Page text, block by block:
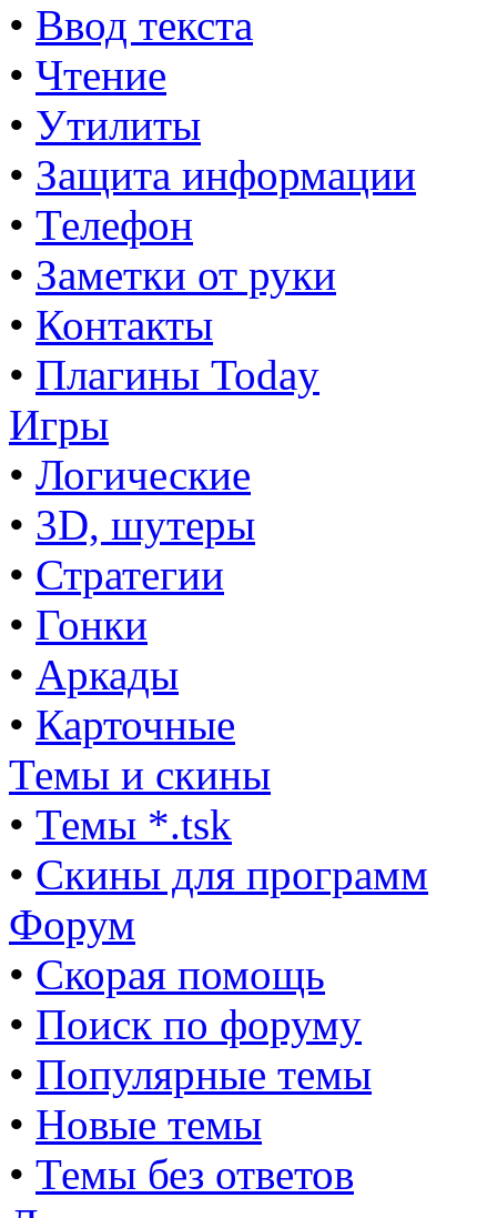
• Ввод текста
• Чтение
• Утилиты
• Защита информации
• Телефон
• Заметки от руки
• Контакты
• Плагины Today
Игры
• Логические
• 3D, шутеры
• Стратегии
• Гонки
• Аркады
• Карточные
Темы и скины
• Темы *.tsk
• Скины для программ
Форум
• Скорая помощь
• Поиск по форуму
• Популярные темы
• Новые темы
• Темы без ответов